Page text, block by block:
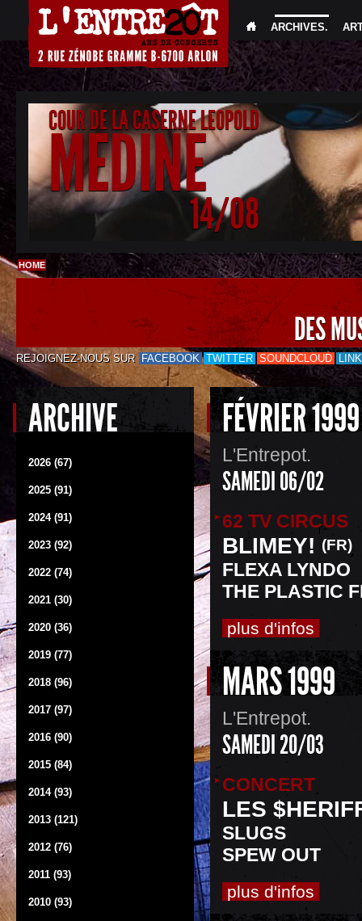
ARCHIVES.
COUR DE LA CASERNE LEOPOLD
MEDINE
14/08
HOME
DES
REJOIGNEZ-NOUS SUR FACEBOOK TWITTER SOUNDCLOUD
ARCHIVE
2026 (67)
2025 (91)
2024 (91)
2023 (92)
2022 (74)
2021 (30)
2020 (36)
2019 (77)
2018 (96)
2017 (97)
2016 (90)
2015 (84)
2014 (93)
2013 (121)
2012 (76)
2011 (93)
2010 (93)
FÉVRIER 1999
L'Entrepot.
SAMEDI 06/02
62 TV CIRCUS
BLIMEY! (FR)
FLEXA LYNDO
THE PLASTIC
plus d'infos
MARS 1999
L'Entrepot.
SAMEDI 20/03
CONCERT
LES
SLUGS
SPEW OUT
plus d'infos